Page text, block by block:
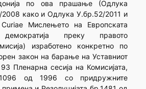
по ова прашање (Одлука
како и Одлука У.бр.52/2011 и
Мислењето на Европската
преку правото
изработено конкретно по
закон на барање на Уставниот
Пленарна сесија на Комисијата,
од 1996 со придружните